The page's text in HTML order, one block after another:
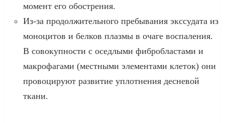
момент его обострения.
Из-за продолжительного пребывания экссудата из
моноцитов и белков плазмы в очаге воспаления.
В совокупности с оседлыми фибробластами и
макрофагами (местными элементами клеток) они
провоцируют развитие уплотнения десневой
ткани.